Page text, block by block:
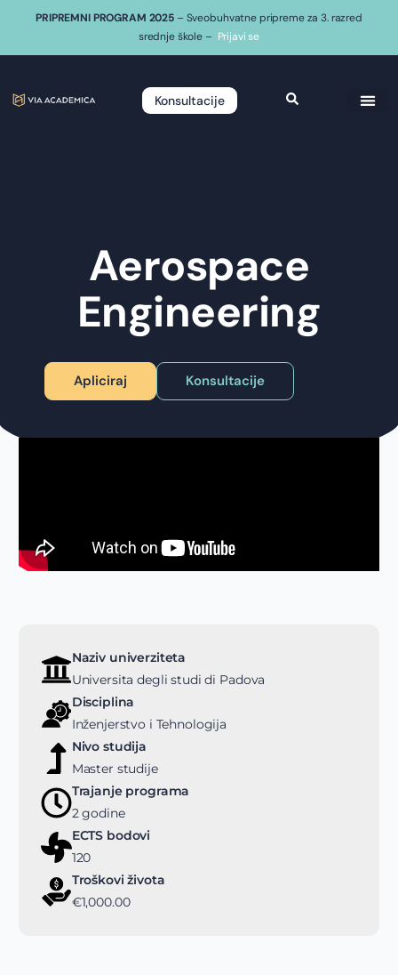
PRIPREMNI PROGRAM 2025 – Sveobuhvatne pripreme za 3. razred
srednje škole – Prijavi se
Konsultacije
Aerospace
Engineering
Apliciraj Konsultacije
Naziv univerziteta
Universita degli studi di Padova
Disciplina
Inženjerstvo i Tehnologija
Nivo studija
Master studije
Trajanje programa
2 godine
ECTS bodovi
120
Troškovi života
€1,000.00